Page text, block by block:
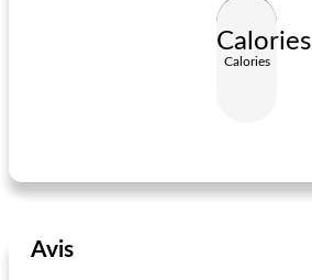
Calories
Calories
Avis